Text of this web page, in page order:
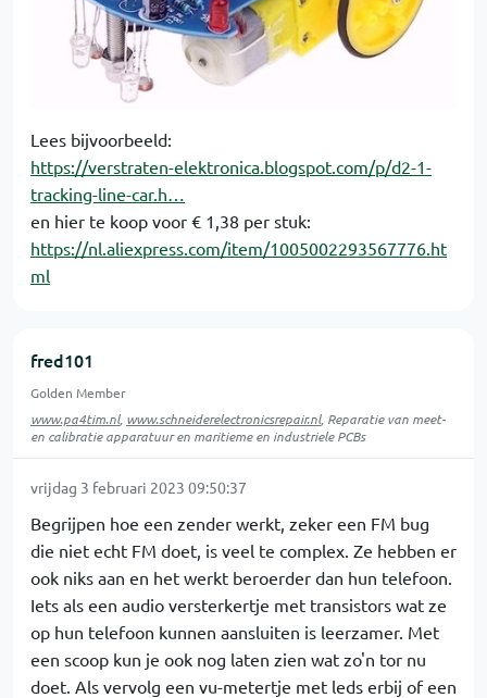
Lees bijvoorbeeld:
https://verstraten-elektronica.blogspot.com/p/d2-1-
tracking-line-car.h…
en hier te koop voor € 1,38 per stuk:
https://nl.aliexpress.com/item/1005002293567776.ht
ml
fred101
Golden Member
www.pa4tim.nl, www.schneiderelectronicsrepair.nl, Reparatie van meet-
en calibratie apparatuur en maritieme en industriele PCBs
vrijdag 3 februari 2023 09:50:37
Begrijpen hoe een zender werkt, zeker een FM bug
die niet echt FM doet, is veel te complex. Ze hebben er
ook niks aan en het werkt beroerder dan hun telefoon.
Iets als een audio versterkertje met transistors wat ze
op hun telefoon kunnen aansluiten is leerzamer. Met
een scoop kun je ook nog laten zien wat zo'n tor nu
doet. Als vervolg een vu-metertje met leds erbij of een